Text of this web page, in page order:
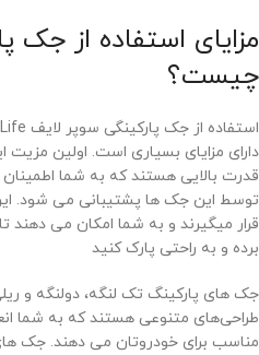
مزایای استفاده از جک
چیست؟
دارای مزایای بسیاری است. اولین مزیت
قدرت بالایی هستند که به شما
توسط این جک ها پشتیبانی می شود.
قرار میگیرند و به شما امکان می دهند تا
برده و به راحتی پارک کنید
جک های پارکینگ تک لنگه، دولنگه و
طراحی‌های متنوعی هستند که به شما
مناسب برای خودروتان می دهند. جک